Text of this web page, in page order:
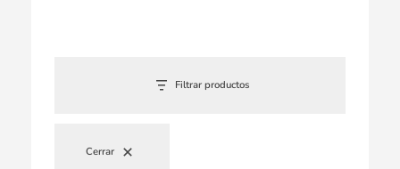
Filtrar productos
Cerrar